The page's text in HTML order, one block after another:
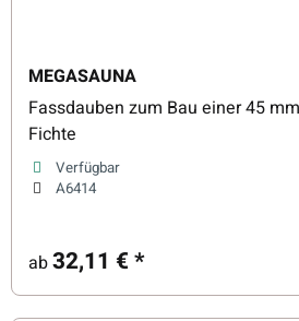
MEGASAUNA
Fassdauben zum Bau einer 45
Fichte
Verfügbar
A6414
ab32,11 €*